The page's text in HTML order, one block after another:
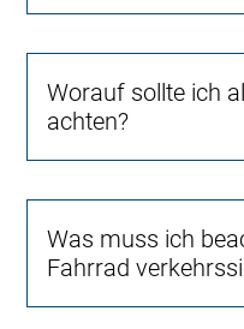
Worauf sollte ich
achten?
Was muss ich
Fahrrad